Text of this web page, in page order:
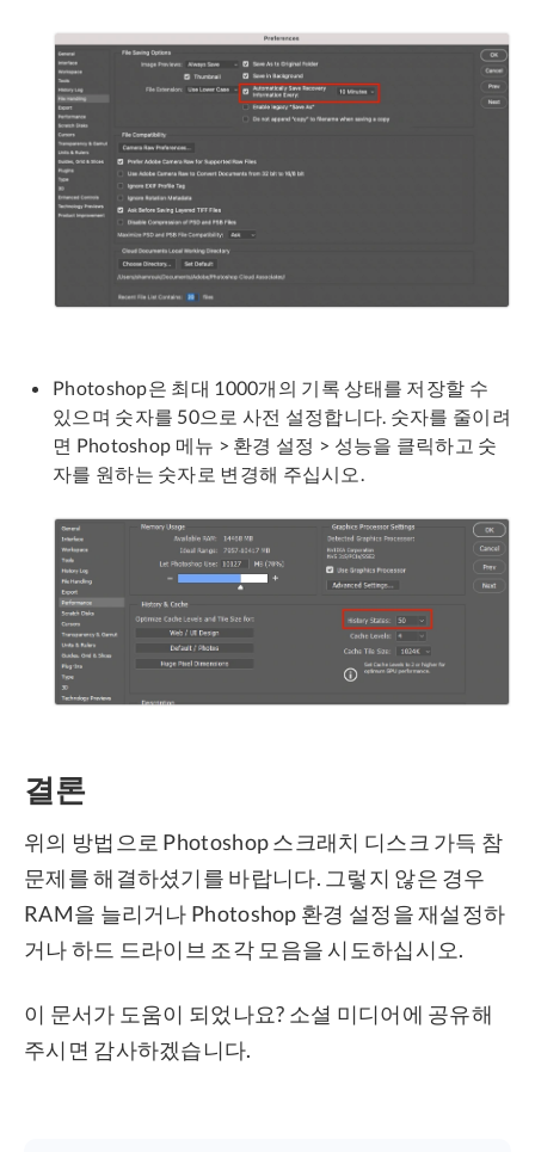
Photoshop은 최대 1000개의 기록 상태를 저장할 수
있으며 숫자를 50으로 사전 설정합니다. 숫자를 줄이려
면 Photoshop 메뉴 > 환경 설정 > 성능을 클릭하고 숫
자를 원하는 숫자로 변경해 주십시오.
결론
위의 방법으로 Photoshop 스크래치 디스크 가득 참
문제를 해결하셨기를 바랍니다. 그렇지 않은 경우
RAM을 늘리거나 Photoshop 환경 설정을 재설정하
거나 하드 드라이브 조각 모음을 시도하십시오.
이 문서가 도움이 되었나요? 소셜 미디어에 공유해
주시면 감사하겠습니다.